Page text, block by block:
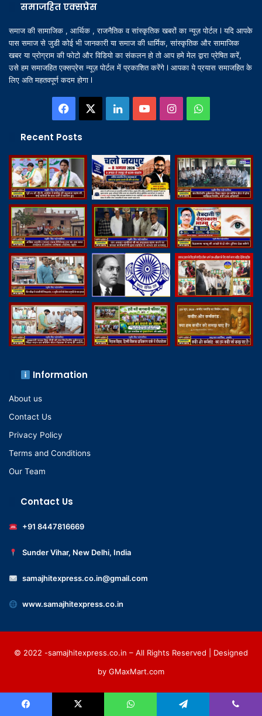
समाजहित एक्सप्रेस
समाज की सामाजिक , आर्थिक , राजनैतिक व सांस्कृतिक खबरों का न्यूज़ पोर्टल l यदि आपके
पास समाज से जुडी कोई भी जानकारी या समाज की धार्मिक, सांस्कृतिक और सामाजिक
खबर या प्रोग्राम की फोटो और विडियो का संकलन हो तो आप हमे मेल द्वारा प्रेषित करें,
उसे हम समाजहित एक्सप्रेस न्यूज़ पोर्टल में प्रकाशित करेंगे l आपका ये प्रयास समाजहित के
लिए अति महतवपूर्ण कदम होगा l
Facebook LinkedInYouTubeInstagramWhatsApp
Recent Posts
Information
About us
Contact Us
Privacy Policy
Terms and Conditions
Our Team
Contact Us
+91 8447816669
Sunder Vihar, New Delhi, India
samajhitexpress.co.in@gmail.com
www.samajhitexpress.co.in
© 2022 -samajhitexpress.co.in – All Rights Reserved | Designed
by GMaxMart.com